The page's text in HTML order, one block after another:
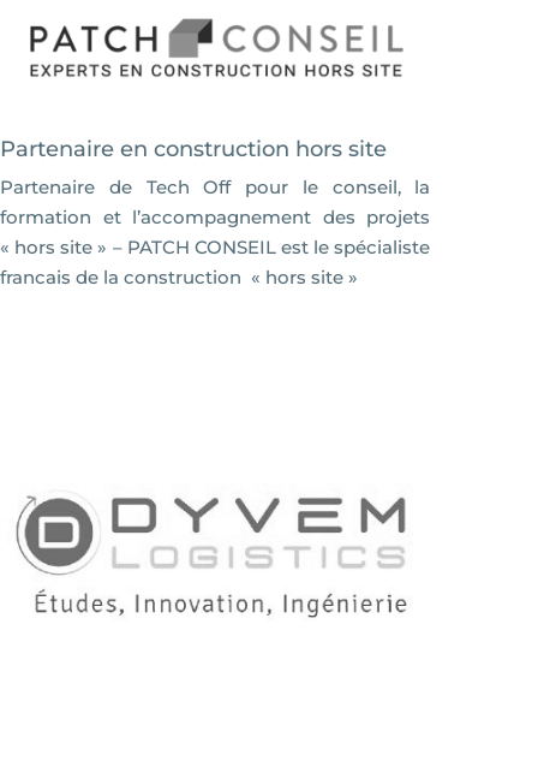
Partenaire en construction hors site
Partenaire de Tech Off pour le conseil, la
formation et l’accompagnement des projets
« hors site » – PATCH CONSEIL est le spécialiste
francais de la construction « hors site »